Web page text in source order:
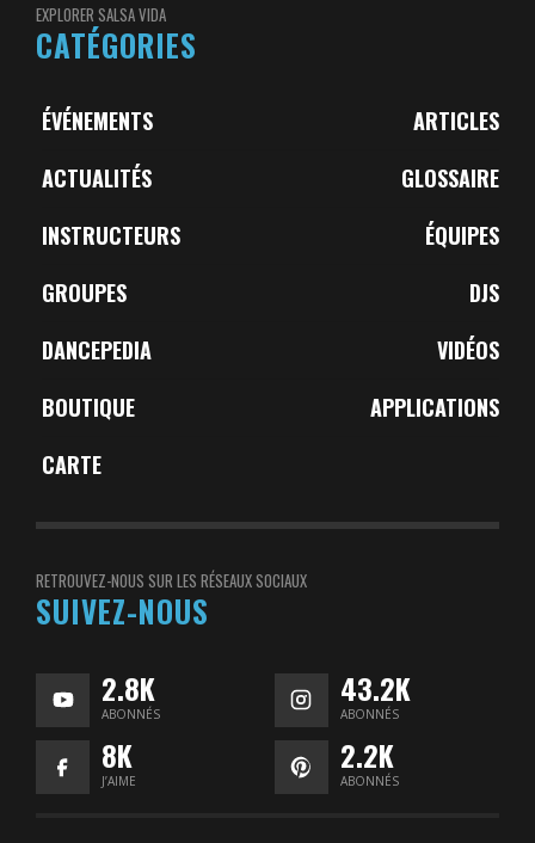
EXPLORER SALSA VIDA
CATÉGORIES
ARTICLES
ÉVÉNEMENTS
GLOSSAIRE
ACTUALITÉS
ÉQUIPES
INSTRUCTEURS
DJS
GROUPES
VIDÉOS
DANCEPEDIA
APPLICATIONS
BOUTIQUE
CARTE
RETROUVEZ-NOUS SUR LES RÉSEAUX SOCIAUX
SUIVEZ-NOUS
2.8K
ABONNÉS
43.2K
ABONNÉS
8K
J’AIME
2.2K
ABONNÉS